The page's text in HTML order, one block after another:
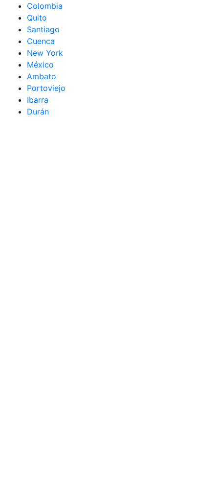
Colombia
Quito
Santiago
Cuenca
New York
México
Ambato
Portoviejo
Ibarra
Durán